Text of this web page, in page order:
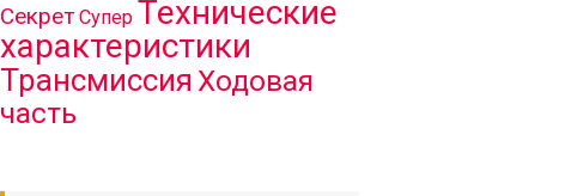
Секрет Супер Технические
характеристики
Трансмиссия Ходовая
часть